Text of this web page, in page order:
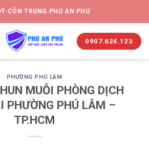
CÔN TRÙNG PHÚ AN PHÚ
0907.624.123
PHƯỜNG PHÚ LÂM
MUỖI PHÒNG DỊCH
PHƯỜNG PHÚ LÂM –
TP.HCM